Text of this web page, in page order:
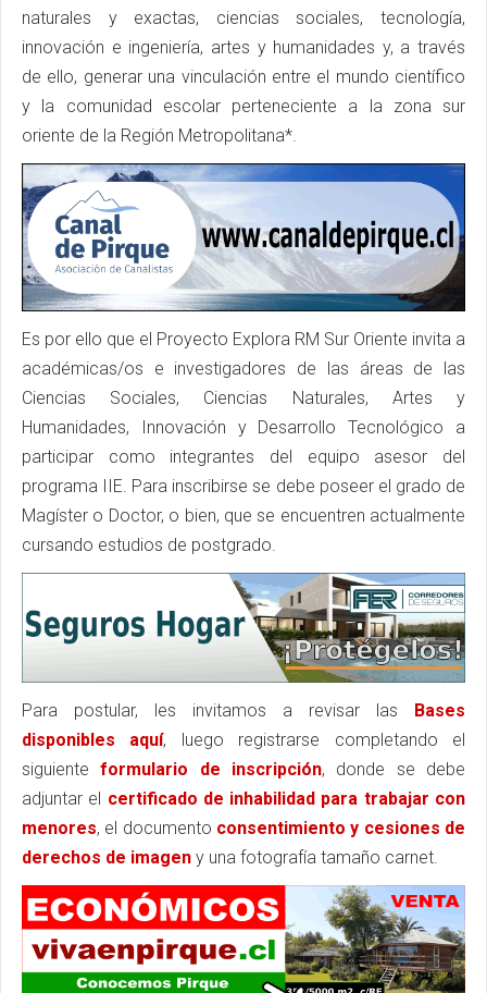
naturales y exactas, ciencias sociales, tecnología,
innovación e ingeniería, artes y humanidades y, a través
de ello, generar una vinculación entre el mundo científico
y la comunidad escolar perteneciente a la zona sur
oriente de la Región Metropolitana*.
Es por ello que el Proyecto Explora RM Sur Oriente invita a
académicas/os e investigadores de las áreas de las
Ciencias Sociales, Ciencias Naturales, Artes y
Humanidades, Innovación y Desarrollo Tecnológico a
participar como integrantes del equipo asesor del
programa IIE. Para inscribirse se debe poseer el grado de
Magíster o Doctor, o bien, que se encuentren actualmente
cursando estudios de postgrado.
Para postular, les invitamos a revisar las Bases
disponibles aquí, luego registrarse completando el
siguienteformulario de inscripción, donde se debe
adjuntar el certificado de inhabilidad para trabajar con
menores, el documento consentimiento y cesiones de
derechos de imagen y una fotografía tamaño carnet.